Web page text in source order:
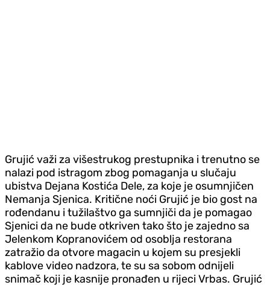
Grujić važi za višestrukog prestupnika i trenutno se
nalazi pod istragom zbog pomaganja u slučaju
ubistva Dejana Kostića Dele, za koje je osumnjičen
Nemanja Sjenica. Kritične noći Grujić je bio gost na
rođendanu i tužilaštvo ga sumnjiči da je pomagao
Sjenici da ne bude otkriven tako što je zajedno sa
Jelenkom Kopranovićem od osoblja restorana
zatražio da otvore magacin u kojem su presjekli
kablove video nadzora, te su sa sobom odnijeli
snimač koji je kasnije pronađen u rijeci Vrbas. Grujić